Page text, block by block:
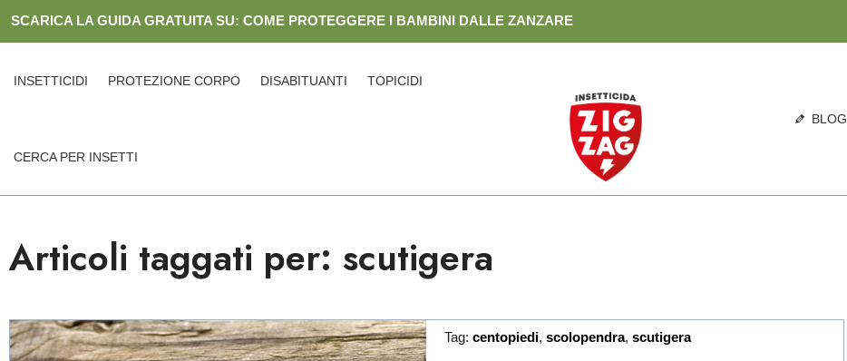
content
SCARICA LA GUIDA GRATUITA SU: COME PROTEGGERE I BAMBINI DALLE ZANZARE
INSETTICIDI PROTEZIONE CORPO DISABITUANTI TOPICIDI
CERCA PER INSETTI
BLOG
Articoli taggati per: scutigera
Tag:centopiedi,scolopendra,scutigera